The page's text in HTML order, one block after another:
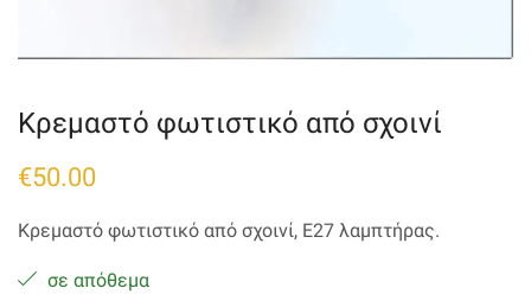
Κρεμαστό φωτιστικό από σχοινί
€50.00
Κρεμαστό φωτιστικό από σχοινί, Ε27 λαμπτήρας.
σε απόθεμα